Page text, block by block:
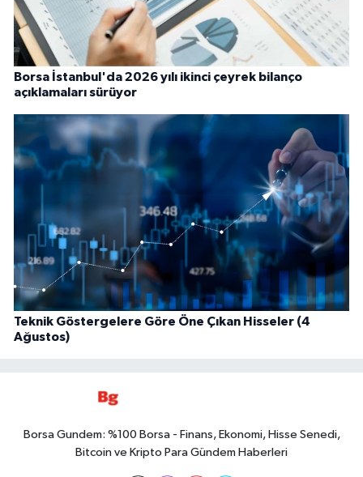
Borsa İstanbul'da 2026 yılı ikinci çeyrek bilanço
açıklamaları sürüyor
Teknik Göstergelere Göre Öne Çıkan Hisseler (4
Ağustos)
Borsa Gundem: %100 Borsa - Finans, Ekonomi, Hisse Senedi,
Bitcoin ve Kripto Para Gündem Haberleri